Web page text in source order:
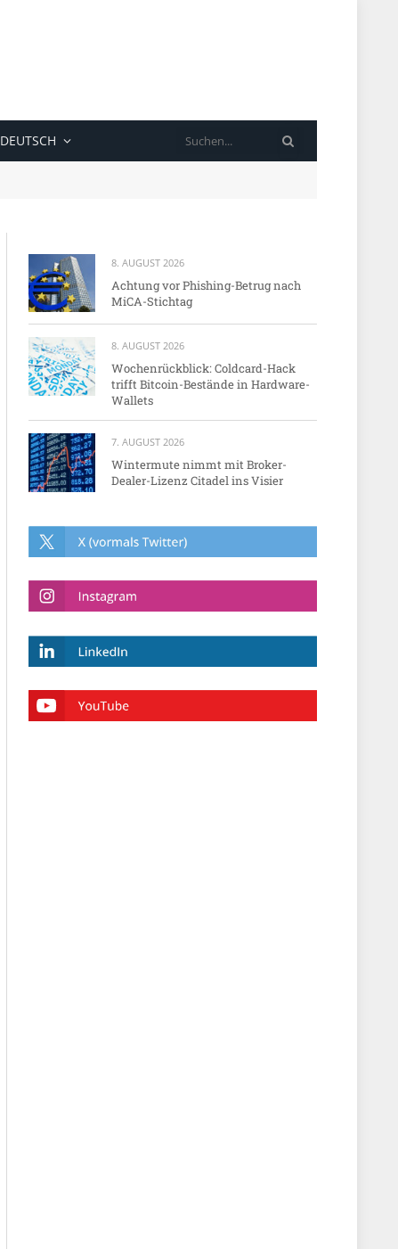
DEUTSCH
8. AUGUST 2026
Achtung vor Phishing-Betrug nach
MiCA-Stichtag
8. AUGUST 2026
Wochenrückblick: Coldcard-Hack
trifft Bitcoin-Bestände in Hardware-
Wallets
7. AUGUST 2026
Wintermute nimmt mit Broker-
Dealer-Lizenz Citadel ins Visier